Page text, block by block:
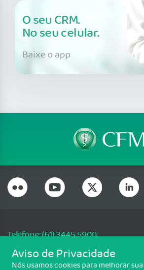
O seu CRM.
No seu celular.
Baixe o app
Telefone: (61) 3445 5900
Email: cfm@portalmedico.org.br
SGAS 616, Conjunto D, Lote 115, L2 Sul, Brasília/
Aviso de Privacidade
Nós usamos cookies para melhorar